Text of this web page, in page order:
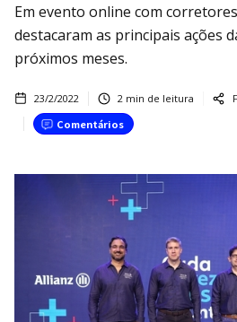
Em evento online com
destacaram as principais ações
próximos meses.
23/2/2022 2 min de leitura
Comentários